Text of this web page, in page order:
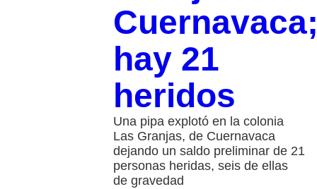
hay 21
heridos
Una pipa explotó en la colonia
Las Granjas, de Cuernavaca
dejando un saldo preliminar de 21
personas heridas, seis de ellas
de gravedad